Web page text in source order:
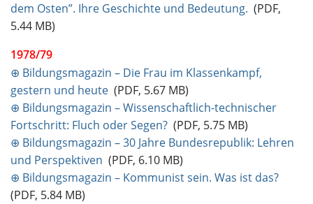
dem Osten”. Ihre Geschichte und Bedeutung. (PDF,
5.44 MB)
1978/79
⊕ Bildungsmagazin – Die Frau im Klassenkampf,
gestern und heute (PDF, 5.67 MB)
⊕ Bildungsmagazin – Wissenschaftlich-technischer
Fortschritt: Fluch oder Segen? (PDF, 5.75 MB)
⊕ Bildungsmagazin – 30 Jahre Bundesrepublik: Lehren
und Perspektiven (PDF, 6.10 MB)
⊕ Bildungsmagazin – Kommunist sein. Was ist das?
(PDF, 5.84 MB)